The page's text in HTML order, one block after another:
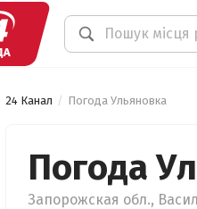
24 Канал Погода Ульяновка
Погода
Запорожская обл.,